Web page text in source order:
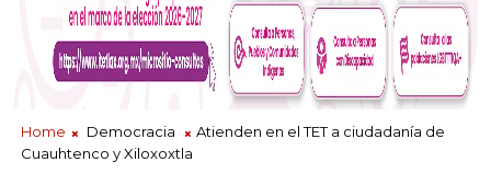
Home Democracia
Atienden en el TET a ciudadanía de
Cuauhtenco y Xiloxoxtla